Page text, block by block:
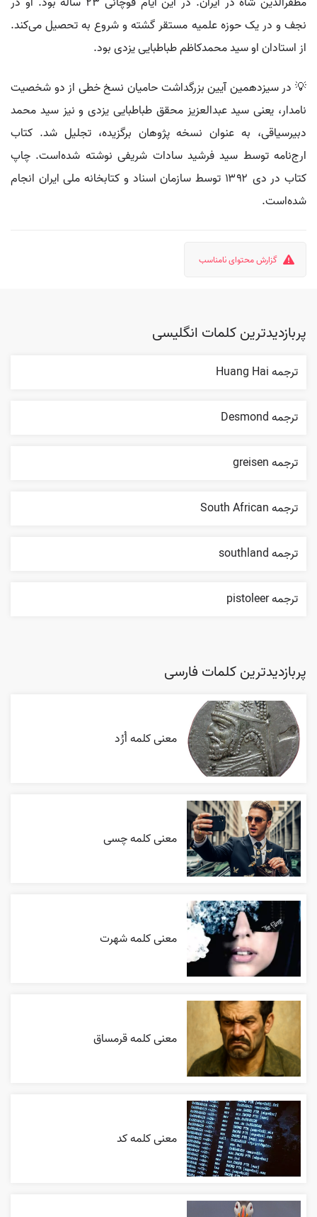
نجف و در یک حوزه علمیه مستقر گشته و شروع به تحصیل می‌کند.
از استادان او سید محمدکاظم طباطبایی یزدی بود.
💡 در سیزدهمین آیین بزرگداشت حامیان نسخ خطی از دو شخصیت
نامدار، یعنی سید عبدالعزیز محقق طباطبایی یزدی و نیز سید محمد
دبیرسیاقی، به عنوان نسخه پژوهان برگزیده، تجلیل شد. کتاب
ارج‌نامه توسط سید فرشید سادات شریفی نوشته شده‌است. چاپ
کتاب در دی ۱۳۹۲ توسط سازمان اسناد و کتابخانه ملی ایران انجام
شده‌است.
گزارش محتوای نامناسب
پربازدیدترین کلمات انگلیسی
ترجمه Huang Hai
ترجمه Desmond
ترجمه greisen
ترجمه South African
ترجمه southland
ترجمه pistoleer
پربازدیدترین کلمات فارسی
معنی کلمه اُرُد
معنی کلمه چسی
معنی کلمه شهرت
معنی کلمه قرمساق
معنی کلمه کد